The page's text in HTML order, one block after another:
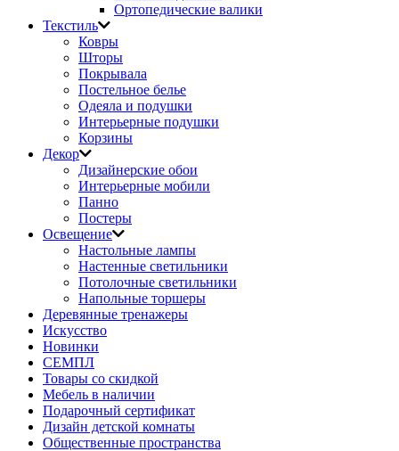
Ортопедические валики
Текстиль
Ковры
Шторы
Покрывала
Постельное белье
Одеяла и подушки
Интерьерные подушки
Корзины
Декор
Дизайнерские обои
Интерьерные мобили
Панно
Постеры
Освещение
Настольные лампы
Настенные светильники
Потолочные светильники
Напольные торшеры
Деревянные тренажеры
Искусство
Новинки
СЕМПЛ
Товары со скидкой
Мебель в наличии
Подарочный сертификат
Дизайн детской комнаты
Общественные пространства